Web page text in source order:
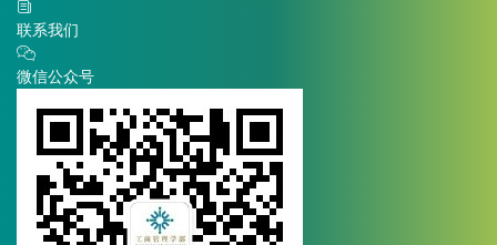
联系我们
微信公众号